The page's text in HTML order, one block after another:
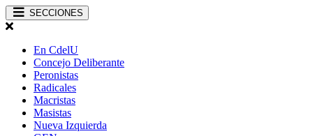
SECCIONES
En CdelU
Concejo Deliberante
Peronistas
Radicales
Macristas
Masistas
Nueva Izquierda